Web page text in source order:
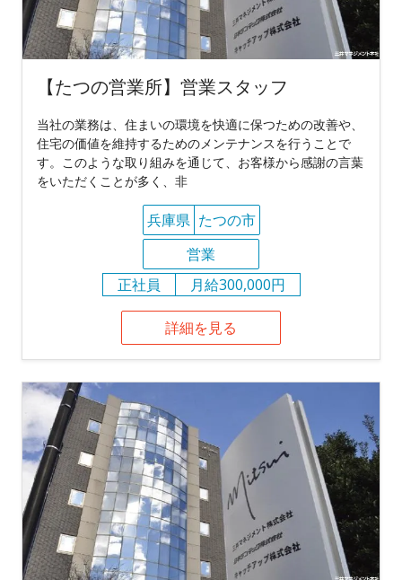
【たつの営業所】営業スタッフ
当社の業務は、住まいの環境を快適に保つための改善や、
住宅の価値を維持するためのメンテナンスを行うことで
す。このような取り組みを通じて、お客様から感謝の言葉
をいただくことが多く、非
兵庫県 たつの市
営業
正社員
月給300,000円
詳細を見る